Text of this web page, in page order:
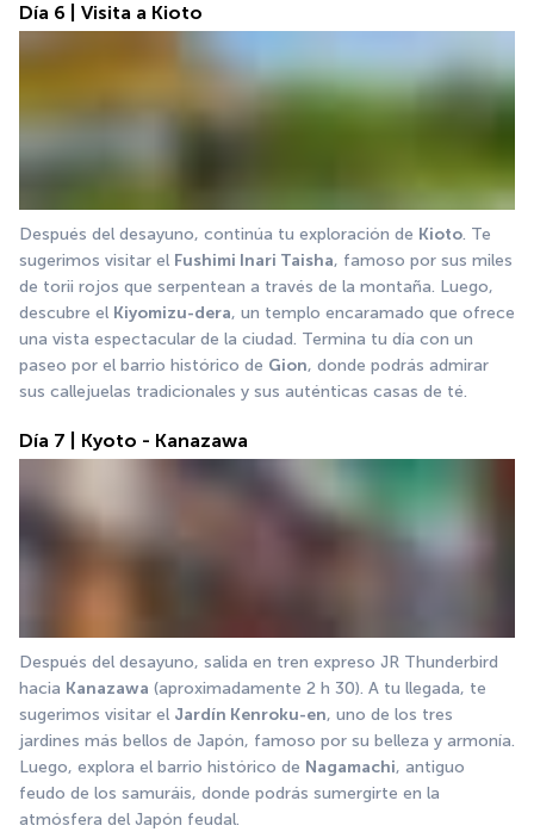
Día 6 | Visita a Kioto
Después del desayuno, continúa tu exploración de Kioto. Te
sugerimos visitar el Fushimi Inari Taisha, famoso por sus miles
de torii rojos que serpentean a través de la montaña. Luego,
descubre el Kiyomizu-dera, un templo encaramado que ofrece
una vista espectacular de la ciudad. Termina tu día con un
paseo por el barrio histórico de Gion, donde podrás admirar
sus callejuelas tradicionales y sus auténticas casas de té.
Día 7 | Kyoto - Kanazawa
Después del desayuno, salida en tren expreso JR Thunderbird
hacia Kanazawa (aproximadamente 2 h 30). A tu llegada, te
sugerimos visitar el Jardín Kenroku-en, uno de los tres
jardines más bellos de Japón, famoso por su belleza y armonía.
Luego, explora el barrio histórico de Nagamachi, antiguo
feudo de los samuráis, donde podrás sumergirte en la
atmósfera del Japón feudal.